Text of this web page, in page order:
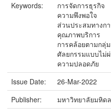
Keywords:
การจัดการธุรกิจ
ความพึงพอใจ
ส่วนประสมทางก
คุณภาพบริการ
การคล้อยตามกลุ่
ศัลยกรรมแบบไม่
ความปลอดภัย
Issue Date:
26-Mar-2022
Publisher:
มหาวิทยาลัยมหิดล